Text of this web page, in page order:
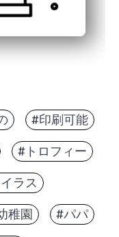
#印刷可能
#トロフィー
ラス
稚園 #パパ